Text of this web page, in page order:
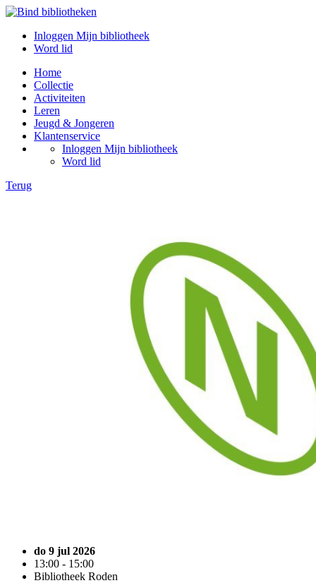
Inloggen Mijn bibliotheek
Word lid
Home
Collectie
Activiteiten
Leren
Jeugd & Jongeren
Klantenservice
Inloggen Mijn bibliotheek
Word lid
Terug
do 9 jul 2026
13:00 - 15:00
Bibliotheek Roden